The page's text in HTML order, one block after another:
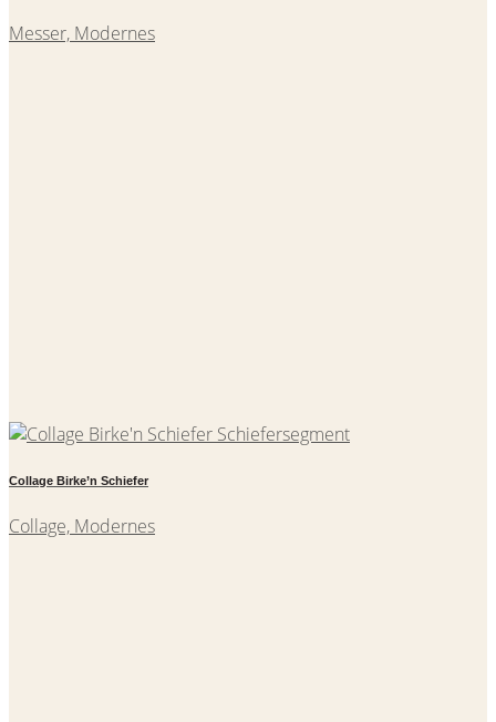
Messer, Modernes
Collage Birke’n Schiefer
Collage, Modernes